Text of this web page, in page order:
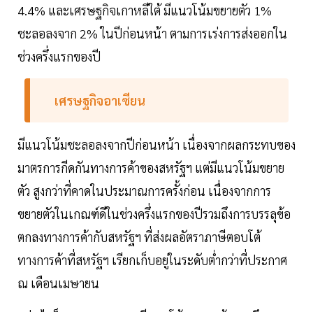
4.4% และเศรษฐกิจเกาหลีใต้ มีแนวโน้มขยายตัว 1%
ชะลอลงจาก 2% ในปีก่อนหน้า ตามการเร่งการส่งออกใน
ช่วงครึ่งแรกของปี
เศรษฐกิจอาเซียน
มีแนวโน้มชะลอลงจากปีก่อนหน้า เนื่องจากผลกระทบของ
มาตรการกีดกันทางการค้าของสหรัฐฯ แต่มีแนวโน้มขยาย
ตัว สูงกว่าที่คาดในประมาณการครั้งก่อน เนื่องจากการ
ขยายตัวในเกณฑ์ดีในช่วงครึ่งแรกของปีรวมถึงการบรรลุข้อ
ตกลงทางการค้ากับสหรัฐฯ ที่ส่งผลอัตราภาษีตอบโต้
ทางการค้าที่สหรัฐฯ เรียกเก็บอยู่ในระดับต่ำกว่าที่ประกาศ
ณ เดือนเมษายน